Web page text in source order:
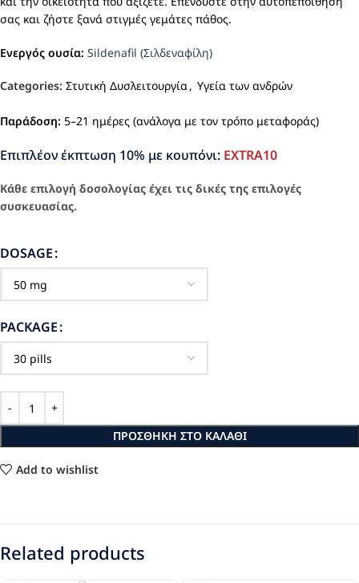
σας και ζήστε ξανά στιγμές γεμάτες πάθος.
Ενεργός ουσία: Sildenafil (Σιλδεναφίλη)
Categories: Στυτική Δυσλειτουργία, Υγεία των ανδρών
Παράδοση: 5–21 ημέρες (ανάλογα με τον τρόπο μεταφοράς)
Επιπλέον έκπτωση 10% με κουπόνι: EXTRA10
Κάθε επιλογή δοσολογίας έχει τις δικές της επιλογές
συσκευασίας.
DOSAGE
PACKAGE
ΠΡΟΣΘΉΚΗ ΣΤΟ ΚΑΛΆΘΙ
Add to wishlist
Related products